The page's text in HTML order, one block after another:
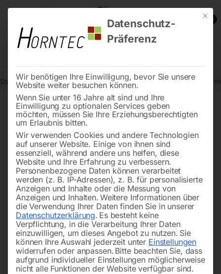
0
Start Stadtmobiliar Verkehrszeichen nach StVO Bahnübergang
Mit
Datenschutz-
Präferenz
Wir benötigen Ihre Einwilligung, bevor Sie unsere
Website weiter besuchen können.
Wenn Sie unter 16 Jahre alt sind und Ihre
Einwilligung zu optionalen Services geben
möchten, müssen Sie Ihre Erziehungsberechtigten
um Erlaubnis bitten.
Wir verwenden Cookies und andere Technologien
auf unserer Website. Einige von ihnen sind
essenziell, während andere uns helfen, diese
Website und Ihre Erfahrung zu verbessern.
Personenbezogene Daten können verarbeitet
werden (z. B. IP-Adressen), z. B. für personalisierte
Anzeigen und Inhalte oder die Messung von
Anzeigen und Inhalten. Weitere Informationen über
die Verwendung Ihrer Daten finden Sie in unserer
Datenschutzerklärung. Es besteht keine
Verpflichtung, in die Verarbeitung Ihrer Daten
einzuwilligen, um dieses Angebot zu nutzen. Sie
können Ihre Auswahl jederzeit unter Einstellungen
widerrufen oder anpassen. Bitte beachten Sie, dass
aufgrund individueller Einstellungen möglicherweise
nicht alle Funktionen der Website verfügbar sind.